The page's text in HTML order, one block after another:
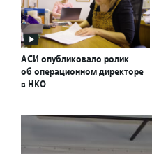
АСИ опубликовало ролик
об операционном директоре
в НКО